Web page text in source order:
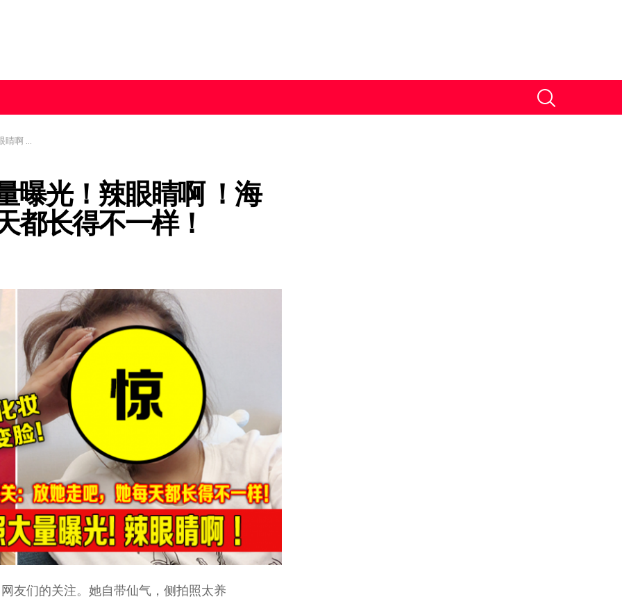
不一样！
曝光！辣眼睛啊 ！海
都长得不一样！
友们的关注。她自带仙气，侧拍照太养